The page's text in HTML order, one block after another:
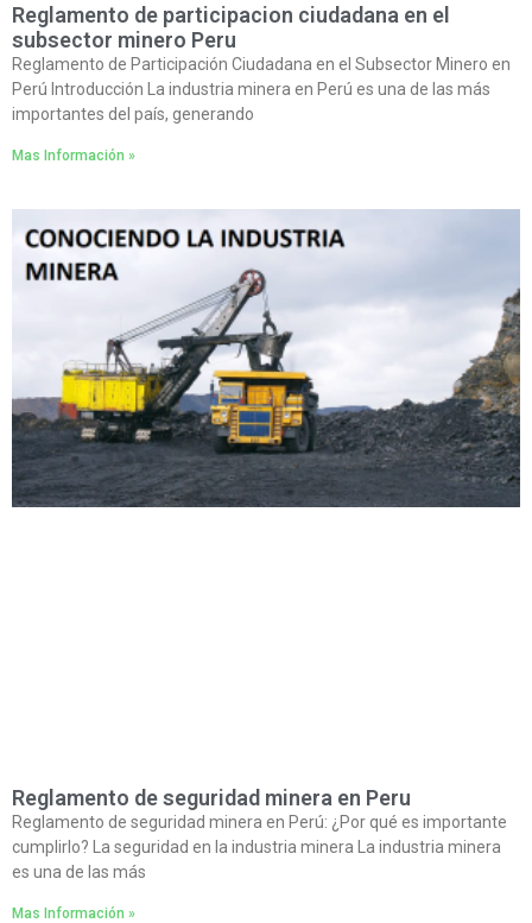
Reglamento de participacion ciudadana en el
subsector minero Peru
Reglamento de Participación Ciudadana en el Subsector Minero en
Perú Introducción La industria minera en Perú es una de las más
importantes del país, generando
Mas Información »
Reglamento de seguridad minera en Peru
Reglamento de seguridad minera en Perú: ¿Por qué es importante
cumplirlo? La seguridad en la industria minera La industria minera
es una de las más
Mas Información »